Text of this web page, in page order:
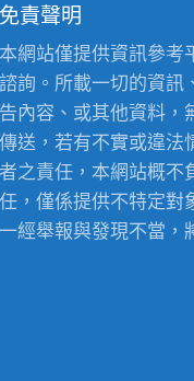
免責聲明
本網站僅提供資訊參考
諮詢。所載一切的資訊
告內容、或其他資料，
傳送，若有不實或違法
者之責任，本網站概不
任，僅係提供不特定對
一經舉報與發現不當，